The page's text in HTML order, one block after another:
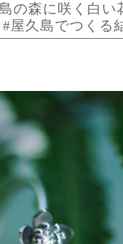
の森に咲く白い
屋久島でつくる